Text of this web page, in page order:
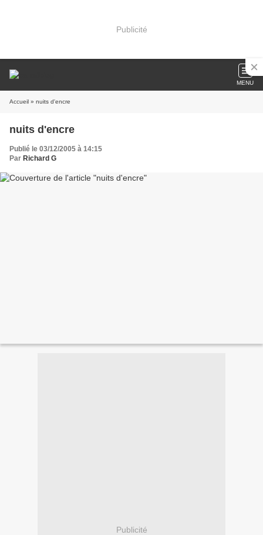
Publicité
MENU
Accueil » nuits d'encre
nuits d'encre
Publié le 03/12/2005 à 14:15
Par Richard G
Publicité